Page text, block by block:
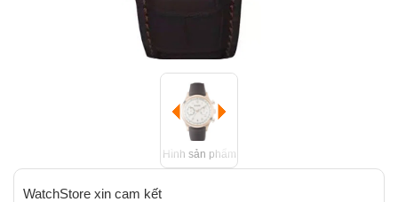
Hình sản phẩm
WatchStore xin cam kết